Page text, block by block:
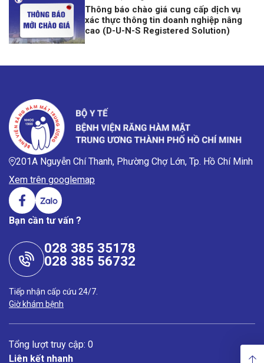
Thông báo chào giá cung cấp dịch vụ
xác thực thông tin doanh nghiệp nâng
cao (D-U-N-S Registered Solution)
201A Nguyễn Chí Thanh, Phường Chợ Lớn, Tp. Hồ Chí Minh
Xem trên googlemap
Bạn cần tư vấn ?
028 385 35178
028 385 56732
Tiếp nhận cấp cứu 24/7.
Giờ khám bệnh
Tổng lượt truy cập: 0
Liên kết nhanh